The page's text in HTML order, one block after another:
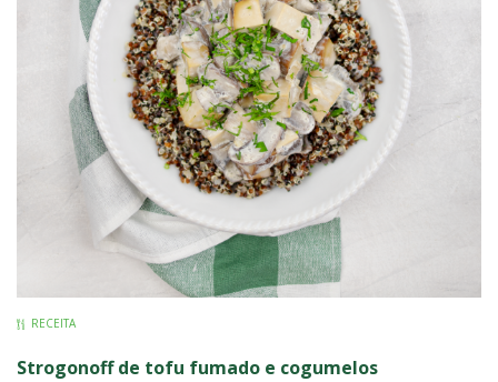
RECEITA
Strogonoff de tofu fumado e cogumelos